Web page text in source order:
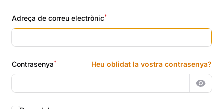
Adreça de correu electrònic*
Contrasenya* Heu oblidat la vostra contrasenya?